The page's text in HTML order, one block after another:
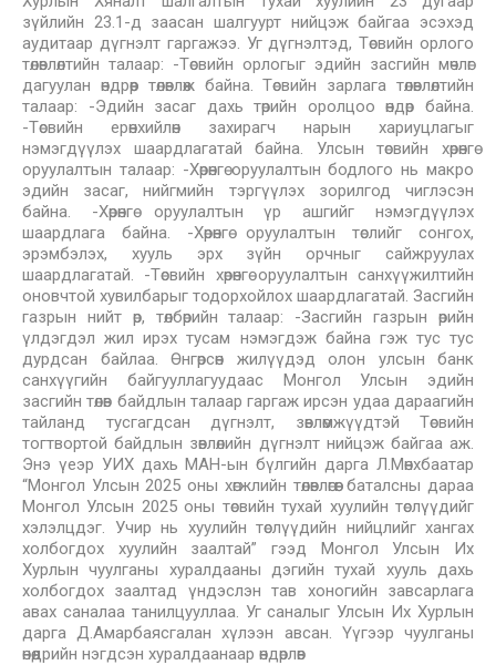
зүйлийн 23.1-д заасан шалгуурт нийцэж байгаа эсэхэд
аудитаар дүгнэлт гаргажээ. Уг дүгнэлтэд, Төсвийн орлого
төлөвлөлтийн талаар: -Төсвийн орлогыг эдийн засгийн мөчлөг
дагуулан өндрөөр төлөвлөж байна. Төсвийн зарлага төлөвлөлтийн
талаар: -Эдийн засаг дахь төрийн оролцоо өндөр байна.
-Төсвийн ерөнхийлөн захирагч нарын хариуцлагыг
нэмэгдүүлэx шаардлагатай байна. Улсын төсвийн хөрөнгө
оруулалтын талаар: -Хөрөнгө оруулалтын бодлого нь макро
эдийн засаг, нийгмийн тэргүүлэх зорилгод чиглэсэн
байна. -Хөрөнгө оруулалтын үр ашгийг нэмэгдүүлэх
шаардлага байна. -Хөрөнгө оруулалтын төслийг сонгох,
эрэмбэлэх, хууль эрх зүйн орчныг сайжруулах
шаардлагатай. -Төсвийн хөрөнгө оруулалтын санхүүжилтийн
оновчтой хувилбарыг тодорхойлох шаардлагатай. Засгийн
газрын нийт өр, төлбөрийн талаар: -Засгийн газрын өрийн
үлдэгдэл жил ирэх тусам нэмэгдэж байна гэж тус тус
дурдсан байлаа. Өнгөрсөн жилүүдэд олон улсын банк
санхүүгийн байгууллагуудаас Монгол Улсын эдийн
засгийн төлөв байдлын талаар гаргаж ирсэн удаа дараагийн
тайланд тусгагдсан дүгнэлт, зөвлөмжүүдтэй Төсвийн
тогтвортой байдлын зөвлөлийн дүгнэлт нийцэж байгаа аж.
Энэ үеэр УИХ дахь МАН-ын бүлгийн дарга Л.Мөнхбаатар
“Монгол Улсын 2025 оны хөгжлийн төлөвлөгөөг баталсны дараа
Монгол Улсын 2025 оны төсвийн тухай хуулийн төслүүдийг
хэлэлцдэг. Учир нь хуулийн төслүүдийн нийцлийг хангах
холбогдох хуулийн заалтай” гээд Монгол Улсын Их
Хурлын чуулганы хуралдааны дэгийн тухай хууль дахь
холбогдох заалтад үндэслэн тав хоногийн завсарлага
авах саналаа танилцууллаа. Уг саналыг Улсын Их Хурлын
дарга Д.Амарбаясгалан хүлээн авсан. Үүгээр чуулганы
өнөөдрийн нэгдсэн хуралдаанаар өндөрлөв